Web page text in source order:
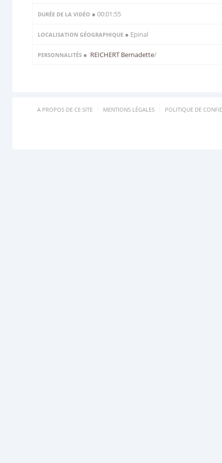
DURÉE DE LA VIDÉO ● 00:01:55
LOCALISATION GÉOGRAPHIQUE ● Epinal
PERSONNALITÉS ● REICHERT Bernadette/
A PROPOS DE CE SITE MENTIONS LÉGALES POLITIQUE DE